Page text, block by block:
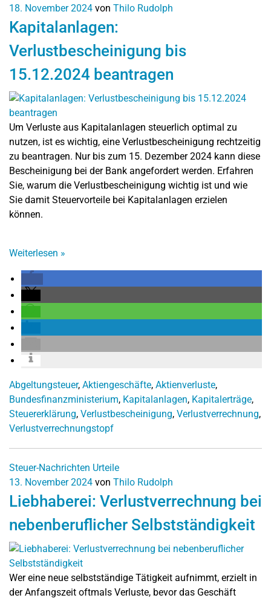
18. November 2024 von Thilo Rudolph
Kapitalanlagen:
Verlustbescheinigung bis
15.12.2024 beantragen
Um Verluste aus Kapitalanlagen steuerlich optimal zu
nutzen, ist es wichtig, eine Verlustbescheinigung rechtzeitig
zu beantragen. Nur bis zum 15. Dezember 2024 kann diese
Bescheinigung bei der Bank angefordert werden. Erfahren
Sie, warum die Verlustbescheinigung wichtig ist und wie
Sie damit Steuervorteile bei Kapitalanlagen erzielen
können.
Weiterlesen »
Abgeltungsteuer, Aktiengeschäfte, Aktienverluste,
Bundesfinanzministerium, Kapitalanlagen, Kapitalerträge,
Steuererklärung, Verlustbescheinigung, Verlustverrechnung,
Verlustverrechnungstopf
Steuer-Nachrichten Urteile
13. November 2024 von Thilo Rudolph
Liebhaberei: Verlustverrechnung bei
nebenberuflicher Selbstständigkeit
Wer eine neue selbstständige Tätigkeit aufnimmt, erzielt in
der Anfangszeit oftmals Verluste, bevor das Geschäft